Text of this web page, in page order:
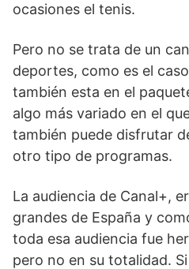
ocasiones el tenis.
Pero no se trata de un
deportes, como es el
también esta en el
algo más variado en el
también puede disfrutar
otro tipo de programas.
La audiencia de Canal+,
grandes de España y
toda esa audiencia fue
pero no en su totalidad.